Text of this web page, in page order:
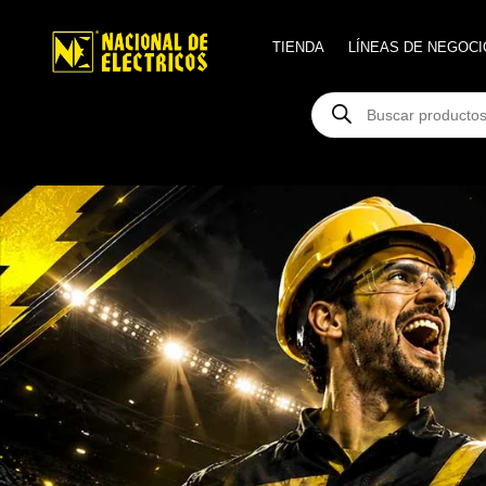
TIENDA LÍNEAS DE
Búsqueda
de
productos
TIENDA LÍNEAS DE
Búsqueda
de
productos